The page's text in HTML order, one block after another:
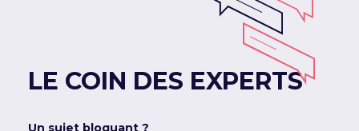
LE COIN DES EXPERTS
Un sujet bloquant ?